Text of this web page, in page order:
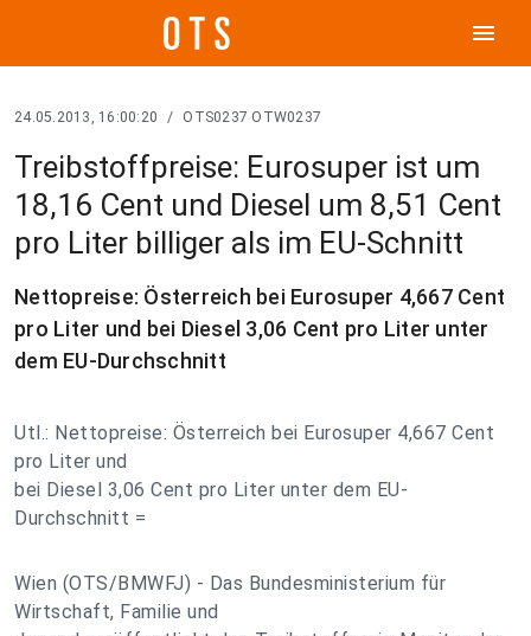
menu
24.05.2013, 16:00:20 / OTS0237 OTW0237
Treibstoffpreise: Eurosuper ist um
18,16 Cent und Diesel um 8,51 Cent
pro Liter billiger als im EU-Schnitt
Nettopreise: Österreich bei Eurosuper 4,667 Cent
pro Liter und bei Diesel 3,06 Cent pro Liter unter
dem EU-Durchschnitt
Utl.: Nettopreise: Österreich bei Eurosuper 4,667 Cent
pro Liter und
bei Diesel 3,06 Cent pro Liter unter dem EU-
Durchschnitt =
Wien (OTS/BMWFJ) - Das Bundesministerium für
Wirtschaft, Familie und